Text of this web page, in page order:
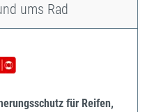
ums Rad
für Reifen,